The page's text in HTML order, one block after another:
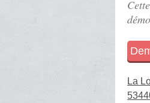
La